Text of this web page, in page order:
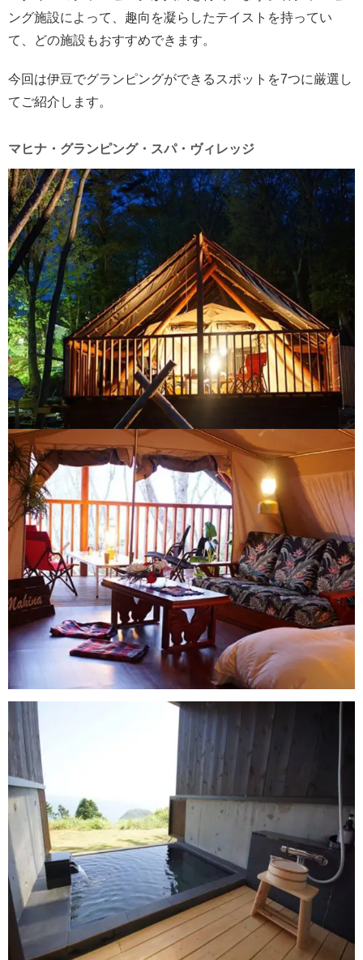
ング施設によって、趣向を凝らしたテイストを持ってい
て、どの施設もおすすめできます。
今回は伊豆でグランピングができるスポットを7つに厳選し
てご紹介します。
マヒナ・グランピング・スパ・ヴィレッジ